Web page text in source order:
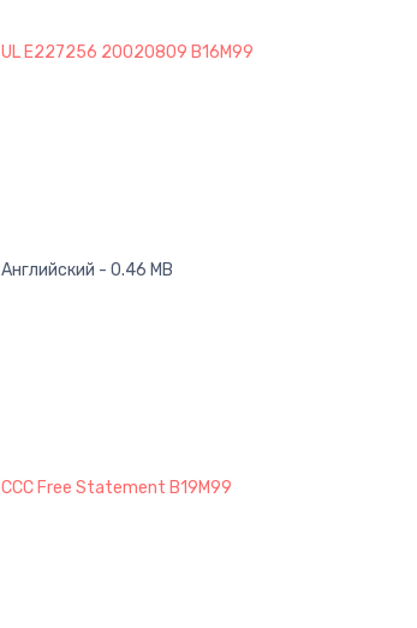
UL E227256 20020809 B16M99
Английский - 0.46 MB
CCC Free Statement B19M99